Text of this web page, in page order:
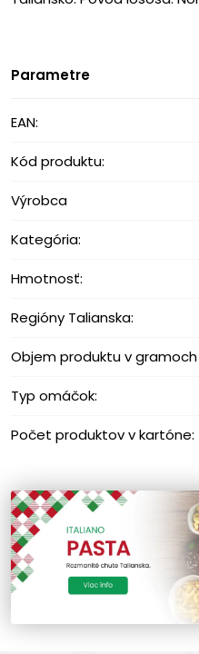
Parametre
EAN:
Kód produktu:
Výrobca
Kategória:
Hmotnosť:
Regióny Talianska:
Objem produktu v
Typ omáčok:
Počet produktov v kartóne: